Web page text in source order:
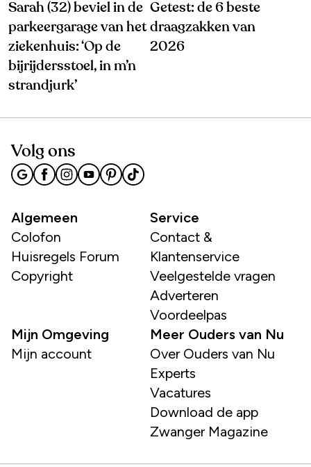
Sarah (32) beviel in de
parkeergarage van het
ziekenhuis: ‘Op de
bijrijdersstoel, in m’n
strandjurk’
Getest: de 6 beste
draagzakken van
2026
Volg ons
Algemeen
Colofon
Huisregels Forum
Copyright
Service
Contact &
Klantenservice
Veelgestelde vragen
Adverteren
Voordeelpas
Mijn Omgeving
Mijn account
Meer Ouders van Nu
Over Ouders van Nu
Experts
Vacatures
Download de app
Zwanger Magazine